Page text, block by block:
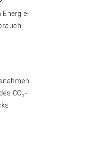
Energie-
CO₂-